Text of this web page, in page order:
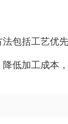
包括工艺
低加工成本